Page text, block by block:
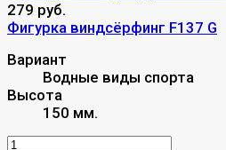
279 руб.
Фигурка виндсёрфинг F137 G
Вариант
Водные виды спорта
Высота
150 мм.